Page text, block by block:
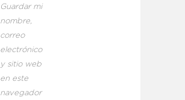
Guardar mi
nombre,
correo
electrónico
y sitio web
en este
navegador